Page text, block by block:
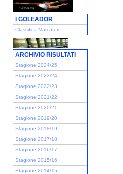
I GOLEADOR
Classifica Marcatori
ARCHIVIO RISULTATI
Stagione 2024/25
Stagione 2023/24
Stagione 2022/23
Stagione 2021/22
Stagione 2020/21
Stagione 2019/20
Stagione 2018/19
Stagione 2017/18
Stagione 2016/17
Stagione 2015/16
Stagione 2014/15